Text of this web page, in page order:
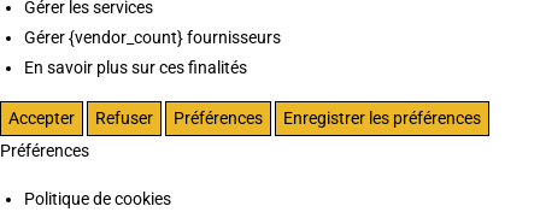
Gérer les services
Gérer {vendor_count} fournisseurs
En savoir plus sur ces finalités
Accepter Refuser Préférences
Enregistrer les préférences
Préférences
Politique de cookies